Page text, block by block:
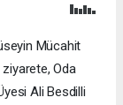
Mücahit
Oda
Ali Besdilli